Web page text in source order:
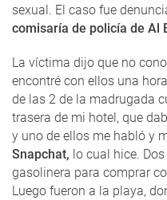
sexual. El caso fue
comisaría de policía de Al
La víctima dijo que no
encontré con ellos una
de las 2 de la madrugada
trasera de mi hotel, que
y uno de ellos me habló y
Snapchat, lo cual hice.
gasolinera para comprar
Luego fueron a la playa,